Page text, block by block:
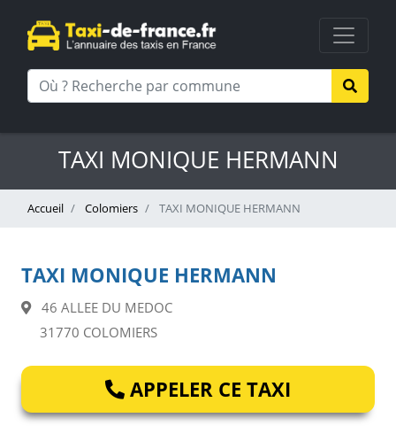
TAXI MONIQUE HERMANN
Accueil Colomiers TAXI MONIQUE HERMANN
TAXI MONIQUE HERMANN
46 ALLEE DU MEDOC
31770 COLOMIERS
APPELER CE TAXI